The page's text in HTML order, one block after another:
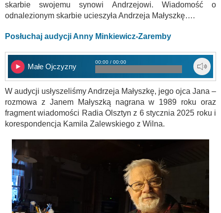
skarbie swojemu synowi Andrzejowi. Wiadomość o
odnalezionym skarbie ucieszyła Andrzeja Małyszkę….
Posłuchaj audycji Anny Minkiewicz-Zaremby
Małe Ojczyzny
00:00 / 00:00
W audycji usłyszeliśmy Andrzeja Małyszkę, jego ojca Jana –
rozmowa z Janem Małyszką nagrana w 1989 roku oraz
fragment wiadomości Radia Olsztyn z 6 stycznia 2025 roku i
korespondencja Kamila Zalewskiego z Wilna.